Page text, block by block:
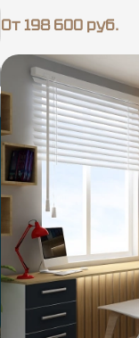
От 198 600 руб.